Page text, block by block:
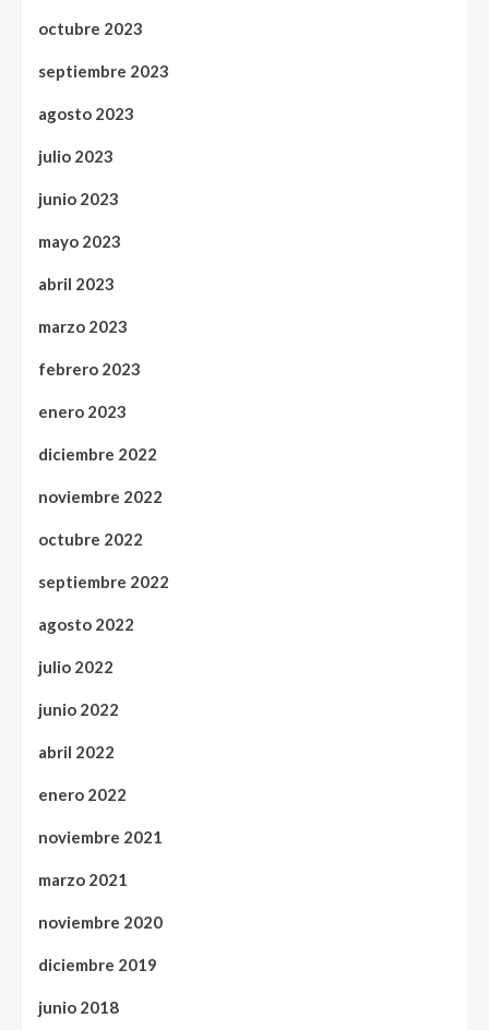
octubre 2023
septiembre 2023
agosto 2023
julio 2023
junio 2023
mayo 2023
abril 2023
marzo 2023
febrero 2023
enero 2023
diciembre 2022
noviembre 2022
octubre 2022
septiembre 2022
agosto 2022
julio 2022
junio 2022
abril 2022
enero 2022
noviembre 2021
marzo 2021
noviembre 2020
diciembre 2019
junio 2018